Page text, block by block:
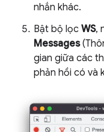
nhắn khác.
Bật bộ lọc WS,
Messages
gian giữa các
phản hồi có và